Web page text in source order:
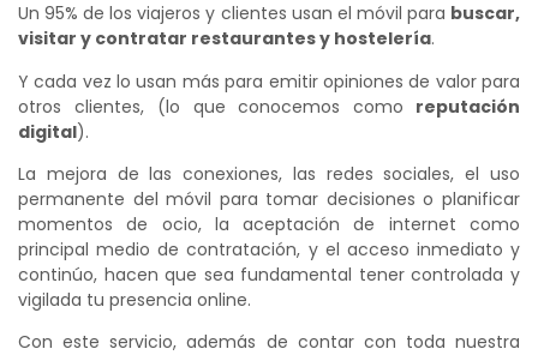
Un 95% de los viajeros y clientes usan el móvil para buscar,
visitar y contratar restaurantes y hostelería.
Y cada vez lo usan más para emitir opiniones de valor para
otros clientes, (lo que conocemos como reputación
digital).
La mejora de las conexiones, las redes sociales, el uso
permanente del móvil para tomar decisiones o planificar
momentos de ocio, la aceptación de internet como
principal medio de contratación, y el acceso inmediato y
continúo, hacen que sea fundamental tener controlada y
vigilada tu presencia online.
Con este servicio, además de contar con toda nuestra